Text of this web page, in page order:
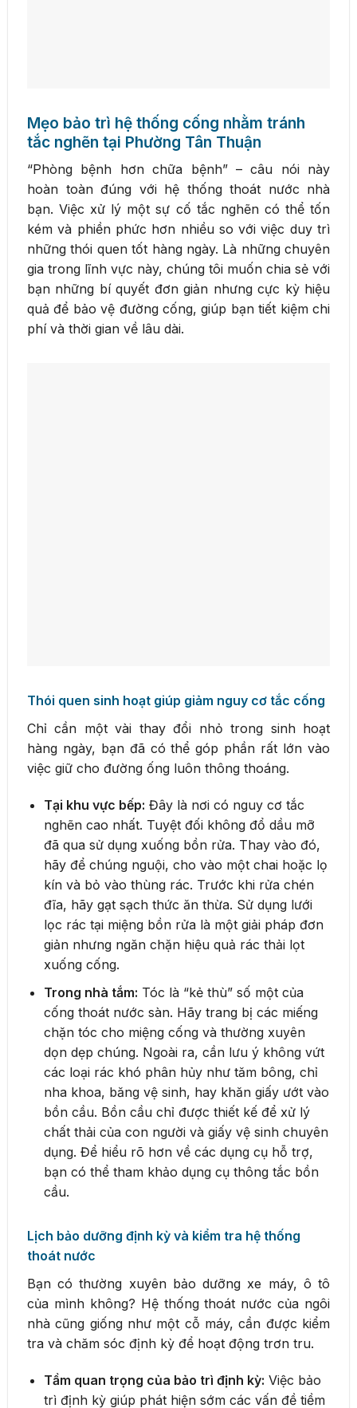
Mẹo bảo trì hệ thống cống nhằm tránh
tắc nghẽn tại Phường Tân Thuận
“Phòng bệnh hơn chữa bệnh” – câu nói này
hoàn toàn đúng với hệ thống thoát nước nhà
bạn. Việc xử lý một sự cố tắc nghẽn có thể tốn
kém và phiền phức hơn nhiều so với việc duy trì
những thói quen tốt hàng ngày. Là những chuyên
gia trong lĩnh vực này, chúng tôi muốn chia sẻ với
bạn những bí quyết đơn giản nhưng cực kỳ hiệu
quả để bảo vệ đường cống, giúp bạn tiết kiệm chi
phí và thời gian về lâu dài.
Thói quen sinh hoạt giúp giảm nguy cơ tắc cống
Chỉ cần một vài thay đổi nhỏ trong sinh hoạt
hàng ngày, bạn đã có thể góp phần rất lớn vào
việc giữ cho đường ống luôn thông thoáng.
Tại khu vực bếp: Đây là nơi có nguy cơ tắc
nghẽn cao nhất. Tuyệt đối không đổ dầu mỡ
đã qua sử dụng xuống bồn rửa. Thay vào đó,
hãy để chúng nguội, cho vào một chai hoặc lọ
kín và bỏ vào thùng rác. Trước khi rửa chén
đĩa, hãy gạt sạch thức ăn thừa. Sử dụng lưới
lọc rác tại miệng bồn rửa là một giải pháp đơn
giản nhưng ngăn chặn hiệu quả rác thải lọt
xuống cống.
Trong nhà tắm: Tóc là “kẻ thù” số một của
cống thoát nước sàn. Hãy trang bị các miếng
chặn tóc cho miệng cống và thường xuyên
dọn dẹp chúng. Ngoài ra, cần lưu ý không vứt
các loại rác khó phân hủy như tăm bông, chỉ
nha khoa, băng vệ sinh, hay khăn giấy ướt vào
bồn cầu. Bồn cầu chỉ được thiết kế để xử lý
chất thải của con người và giấy vệ sinh chuyên
dụng. Để hiểu rõ hơn về các dụng cụ hỗ trợ,
bạn có thể tham khảo dụng cụ thông tắc bồn
cầu.
Lịch bảo dưỡng định kỳ và kiểm tra hệ thống
thoát nước
Bạn có thường xuyên bảo dưỡng xe máy, ô tô
của mình không? Hệ thống thoát nước của ngôi
nhà cũng giống như một cỗ máy, cần được kiểm
tra và chăm sóc định kỳ để hoạt động trơn tru.
Tầm quan trọng của bảo trì định kỳ: Việc bảo
trì định kỳ giúp phát hiện sớm các vấn đề tiềm